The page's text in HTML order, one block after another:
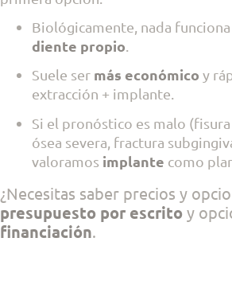
Biológicamente, nada
diente propio
Suele ser más económico y
extracción + implante.
Si el pronóstico es malo
ósea severa, fractura
valoramos implante como
¿Necesitas saber precios y
presupuesto por escrito y
financiación.